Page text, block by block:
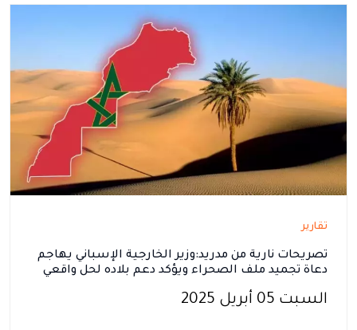
تقارير
تصريحات نارية من مدريد:وزير الخارجية الإسباني يهاجم
دعاة تجميد ملف الصحراء ويؤكد دعم بلاده لحل واقعي
السبت 05 أبريل 2025